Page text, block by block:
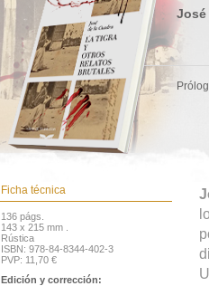
José
Ficha técnica
136 págs.
143 x 215 mm .
Rústica
ISBN: 978-84-8344-402-3
PVP: 11,70 €
Edición y corrección: